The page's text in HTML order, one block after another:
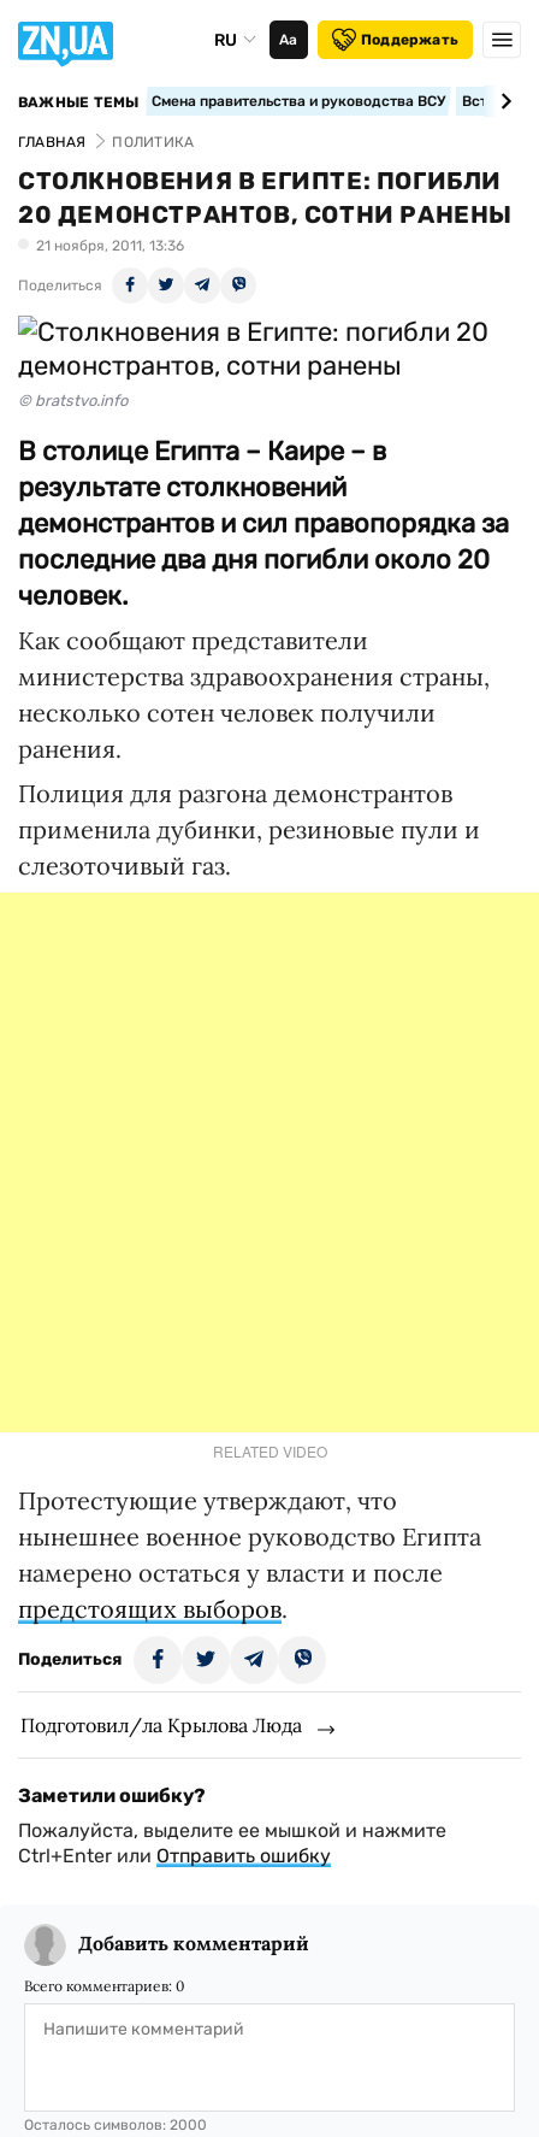
RU Аа Поддержать
ВАЖНЫЕ ТЕМЫ Смена правительства и руководства ВСУ
ГЛАВНАЯ ПОЛИТИКА
СТОЛКНОВЕНИЯ В ЕГИПТЕ: ПОГИБЛИ
20 ДЕМОНСТРАНТОВ, СОТНИ РАНЕНЫ
21 ноября, 2011, 13:36
Поделиться
© bratstvo.info
В столице Египта – Каире – в
результате столкновений
демонстрантов и сил правопорядка за
последние два дня погибли около 20
человек.
Как сообщают представители
министерства здравоохранения страны,
несколько сотен человек получили
ранения.
Полиция для разгона демонстрантов
применила дубинки, резиновые пули и
слезоточивый газ.
RELATED VIDEO
Протестующие утверждают, что
нынешнее военное руководство Египта
намерено остаться у власти и после
предстоящих выборов.
Поделиться
Подготовил/ла Крылова Люда
Заметили ошибку?
Пожалуйста, выделите ее мышкой и нажмите
Ctrl+Enter или Отправить ошибку
Добавить комментарий
Всего комментариев: 0
Осталось символов: 2000